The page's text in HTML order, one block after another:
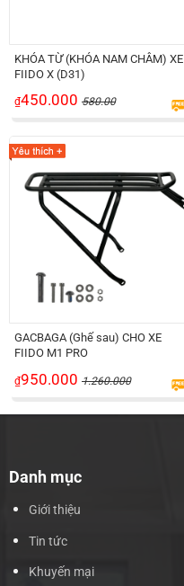
KHÓA TỪ (KHÓA NAM CHÂM) XE
FIIDO X (D31)
₫450.000 580.00
GACBAGA (Ghế sau) CHO XE
FIIDO M1 PRO
₫950.000 1.260.000
Danh mục
Giới thiệu
Tin tức
Khuyến mại